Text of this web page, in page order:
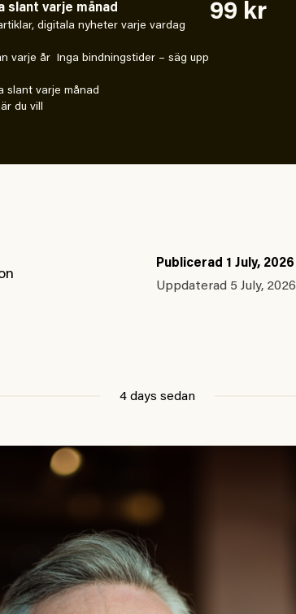
slant varje månad
digitala nyheter varje vardag
varje år Inga bindningstider – säg upp
slant varje månad
du vill
99 kr
Publicerad 1 July, 2026
Uppdaterad 5 July, 2026
4 days sedan